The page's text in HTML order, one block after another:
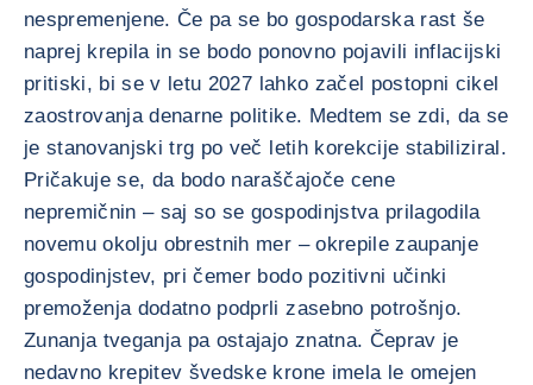
nespremenjene. Če pa se bo gospodarska rast še
naprej krepila in se bodo ponovno pojavili inflacijski
pritiski, bi se v letu 2027 lahko začel postopni cikel
zaostrovanja denarne politike. Medtem se zdi, da se
je stanovanjski trg po več letih korekcije stabiliziral.
Pričakuje se, da bodo naraščajoče cene
nepremičnin – saj so se gospodinjstva prilagodila
novemu okolju obrestnih mer – okrepile zaupanje
gospodinjstev, pri čemer bodo pozitivni učinki
premoženja dodatno podprli zasebno potrošnjo.
Zunanja tveganja pa ostajajo znatna. Čeprav je
nedavno krepitev švedske krone imela le omejen